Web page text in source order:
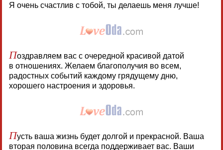
Я очень счастлив с тобой, ты делаешь меня лучше!
Поздравляем вас с очередной красивой датой
в отношениях. Желаем благополучия во всем,
радостных событий каждому грядущему дню,
хорошего настроения и здоровья.
Пусть ваша жизнь будет долгой и прекрасной. Ваша
вторая половина всегда поддерживает вас. Ваши